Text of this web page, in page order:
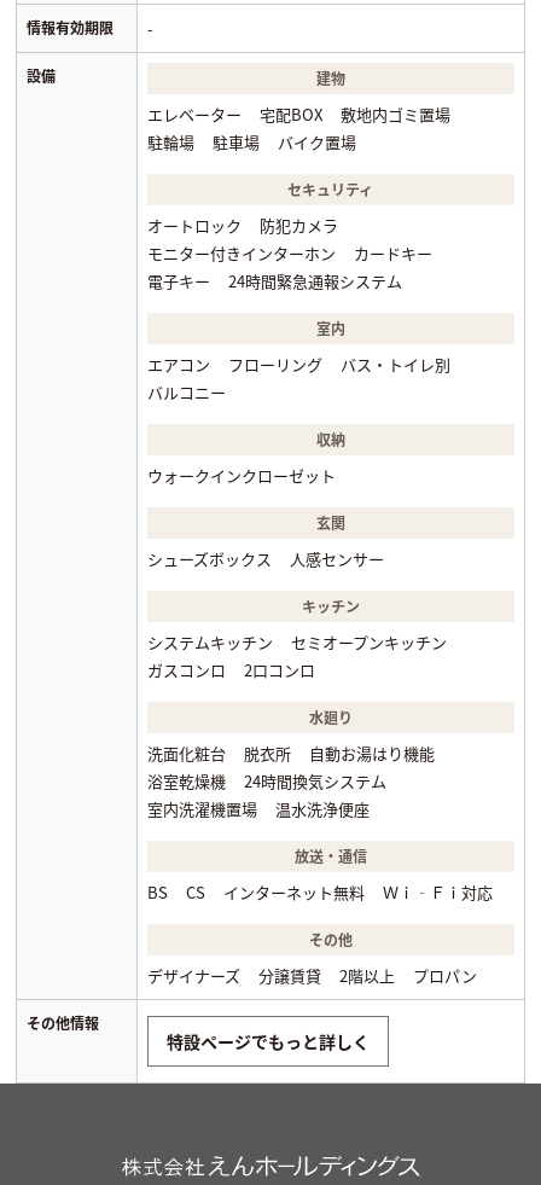
情報有効期限 -
設備 建物
エレベーター 宅配BOX
敷地内ゴミ置場
駐輪場
駐車場 バイク置場
セキュリティ
オートロック
防犯カメラ
モニター付きインターホン
カードキー
電子キー
24時間緊急通報システム
室内
エアコン フローリング
バス・トイレ別
バルコニー
収納
ウォークインクローゼット
玄関
シューズボックス 人感センサー
キッチン
システムキッチン
セミオープンキッチン
ガスコンロ
2口コンロ
水廻り
洗面化粧台 脱衣所
自動お湯はり機能
浴室乾燥機
24時間換気システム
室内洗濯機置場
温水洗浄便座
放送・通信
BS CS インターネット無料 Ｗｉ‐Ｆｉ対応
その他
デザイナーズ 分譲賃貸 2階以上 プロパン
その他情報
特設ページでもっと詳しく